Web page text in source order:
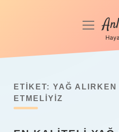
Anasayfa
Yasal Uyarı
menüyü
ETIKET: YAĞ
ETMELIYIZ